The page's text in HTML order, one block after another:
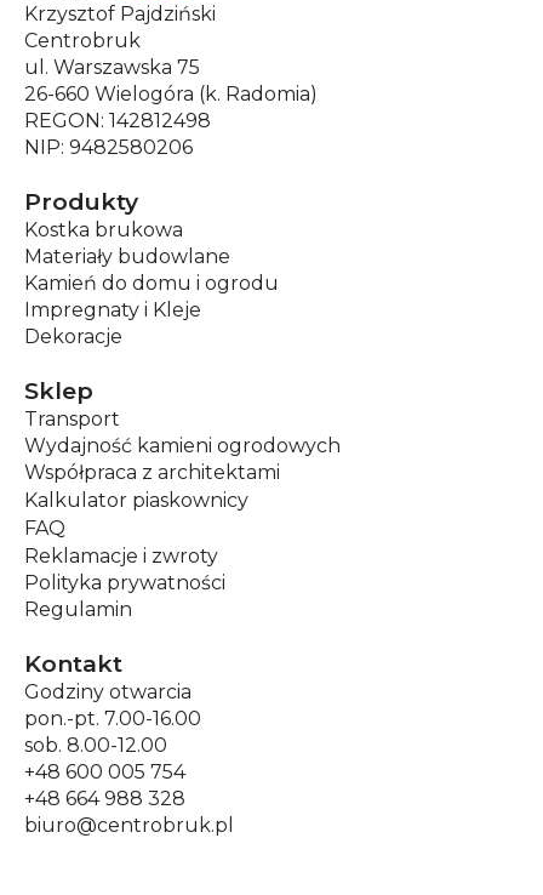
Krzysztof Pajdziński
Centrobruk
ul. Warszawska 75
26-660 Wielogóra (k. Radomia)
REGON: 142812498
NIP: 9482580206
Produkty
Kostka brukowa
Materiały budowlane
Kamień do domu i ogrodu
Impregnaty i Kleje
Dekoracje
Sklep
Transport
Wydajność kamieni ogrodowych
Współpraca z architektami
Kalkulator piaskownicy
FAQ
Reklamacje i zwroty
Polityka prywatności
Regulamin
Kontakt
Godziny otwarcia
pon.-pt. 7.00-16.00
sob. 8.00-12.00
+48 600 005 754
+48 664 988 328
biuro@centrobruk.pl